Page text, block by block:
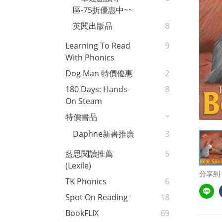
區-75折優惠中~~
英閱出版品
8
Learning To Read
With Phonics
9
Dog Man 特價優惠
2
180 Days: Hands-
On Steam
8
特價書品
Daphne新書推廣
3
藍思閱讀推薦
(Lexile)
5
TK Phonics
6
Spot On Reading
18
BookFLIX
69
分享到